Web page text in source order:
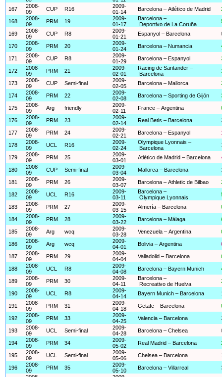
167
2008-
09
CUP R16
2009-
01-14
Barcelona – Atlético de Madrid
168
2008-
09
PRM 19
2009-
01-17
Barcelona –
Deportivo de La Coruña
169
2008-
09
CUP R8
2009-
01-21
Espanyol – Barcelona
170
2008-
09
PRM 20
2009-
01-24
Barcelona – Numancia
171
2008-
09
CUP R8
2009-
01-29
Barcelona – Espanyol
172
2008-
09
PRM 21
2009-
02-01
Racing de Santander –
Barcelona
173
2008-
09
CUP Semi-final
2009-
02-05
Barcelona – Mallorca
174
2008-
09
PRM 22
2009-
02-08
Barcelona – Sporting de Gijón
175
2008-
09
Arg friendly
2009-
02-11
France – Argentina
176
2008-
09
PRM 23
2009-
02-14
Real Betis – Barcelona
177
2008-
09
PRM 24
2009-
02-21
Barcelona – Espanyol
178
2008-
09
UCL R16
2009-
02-24
Olympique Lyonnais –
Barcelona
179
2008-
09
PRM 25
2009-
03-01
Atlético de Madrid – Barcelona
180
2008-
09
CUP Semi-final
2009-
03-04
Mallorca – Barcelona
181
2008-
09
PRM 26
2009-
03-07
Barcelona – Athletic de Bilbao
182
2008-
09
UCL R16
2009-
03-11
Barcelona –
Olympique Lyonnais
183
2008-
09
PRM 27
2009-
03-15
Almería – Barcelona
184
2008-
09
PRM 28
2009-
03-22
Barcelona – Málaga
185
2008-
09
Arg wcq
2009-
03-28
Venezuela – Argentina
186
2008-
09
Arg wcq
2009-
04-01
Bolivia – Argentina
187
2008-
09
PRM 29
2009-
04-04
Valladolid – Barcelona
188
2008-
09
UCL R8
2009-
04-08
Barcelona – Bayern Munich
189
2008-
09
PRM 30
2009-
04-11
Barcelona –
Recreativo de Huelva
190
2008-
09
UCL R8
2009-
04-14
Bayern Munich – Barcelona
191
2008-
09
PRM 31
2009-
04-18
Getafe – Barcelona
192
2008-
09
PRM 33
2009-
04-25
Valencia – Barcelona
193
2008-
09
UCL Semi-final
2009-
04-28
Barcelona – Chelsea
194
2008-
09
PRM 34
2009-
05-02
Real Madrid – Barcelona
195
2008-
09
UCL Semi-final
2009-
05-06
Chelsea – Barcelona
196
2008-
09
PRM 35
2009-
05-10
Barcelona – Villarreal